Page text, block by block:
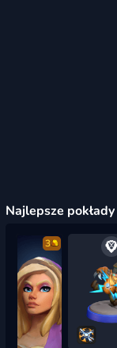
Najlepsze pokłady
3